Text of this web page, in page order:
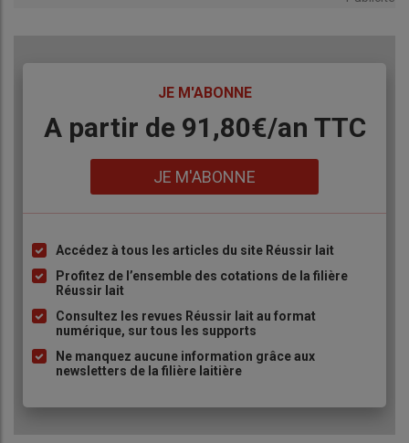
JE M'ABONNE
Body
A partir de 91,80€/an​ TTC
JE M'ABONNE
Liste
à
puce
Accédez à tous les articles du site Réussir lait
Profitez de l’ensemble des cotations de la filière
Réussir lait
Consultez les revues Réussir lait au format
numérique, sur tous les supports
Ne manquez aucune information grâce aux
newsletters de la filière laitière